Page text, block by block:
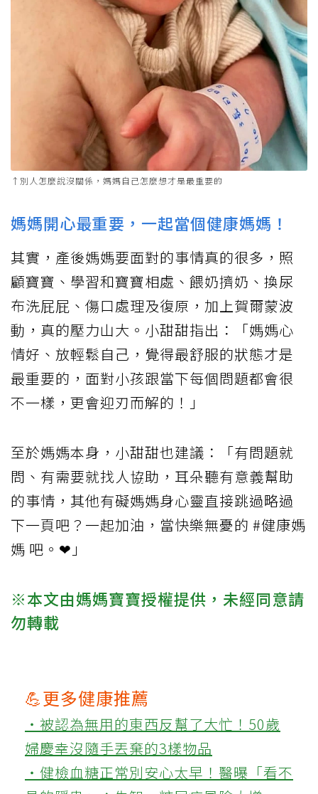
↑別人怎麼說沒關係，媽媽自己怎麼想才是最重要的
媽媽開心最重要，一起當個健康媽媽！
其實，產後媽媽要面對的事情真的很多，照
顧寶寶、學習和寶寶相處、餵奶擠奶、換尿
布洗屁屁、傷口處理及復原，加上賀爾蒙波
動，真的壓力山大。小甜甜指出：「媽媽心
情好、放輕鬆自己，覺得最舒服的狀態才是
最重要的，面對小孩跟當下每個問題都會很
不一樣，更會迎刃而解的！」
至於媽媽本身，小甜甜也建議：「有問題就
問、有需要就找人協助，耳朵聽有意義幫助
的事情，其他有礙媽媽身心靈直接跳過略過
下一頁吧？一起加油，當快樂無憂的 #健康媽
媽 吧。❤」
※本文由媽媽寶寶授權提供，未經同意請
勿轉載
💪更多健康推薦
‧被認為無用的東西反幫了大忙！50歲
婦慶幸沒隨手丟棄的3樣物品
‧健檢血糖正常別安心太早！醫曝「看不